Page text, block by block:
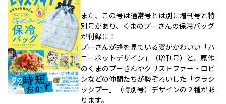
また、この号は通常号とは別に増刊号と特
別号があり、くまのプーさんの保冷バッグ
が付録に！
プーさんが蜂を見ている姿がかわいい「ハ
ニーポットデザイン」（増刊号）と、原作
のくまのプーさんやクリストファー・ロビ
ンなどの仲間たちが勢ぞろいした「クラシ
ックプー」（特別号）デザインの２種があ
ります。